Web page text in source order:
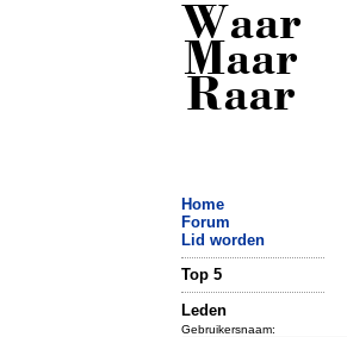
Waar
Maar
Raar
Home
Forum
Lid worden
Top 5
Leden
Gebruikersnaam: